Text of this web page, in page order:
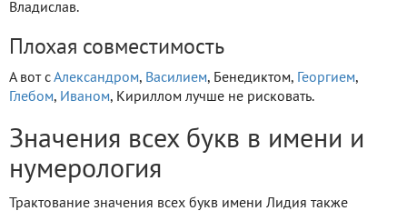
Владислав.
Плохая совместимость
А вот с Александром, Василием, Бенедиктом, Георгием,
Глебом, Иваном, Кириллом лучше не рисковать.
Значения всех букв в имени и
нумерология
Трактование значения всех букв имени Лидия также